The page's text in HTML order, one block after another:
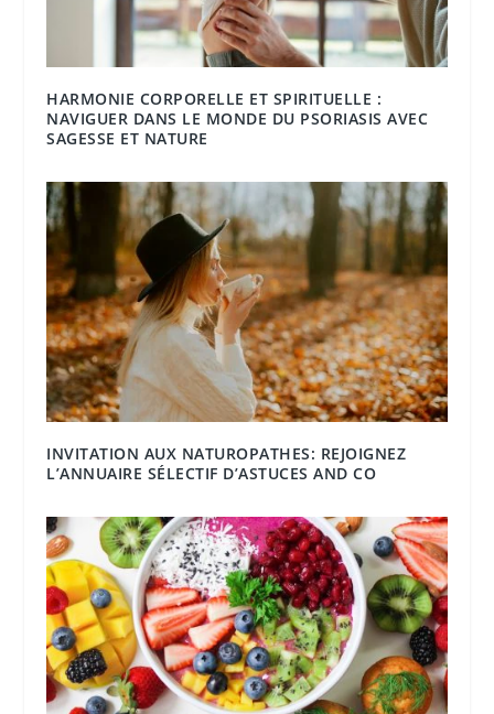
HARMONIE CORPORELLE ET SPIRITUELLE :
NAVIGUER DANS LE MONDE DU PSORIASIS AVEC
SAGESSE ET NATURE
INVITATION AUX NATUROPATHES: REJOIGNEZ
L’ANNUAIRE SÉLECTIF D’ASTUCES AND CO